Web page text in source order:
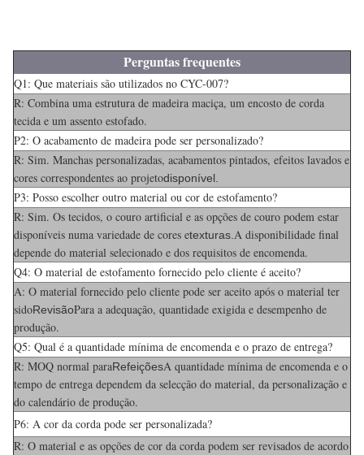
Perguntas frequentes
Q1: Que materiais são utilizados no CYC-007?
R: Combina uma estrutura de madeira maciça, um encosto de corda
tecida e um assento estofado.
P2: O acabamento de madeira pode ser personalizado?
R: Sim. Manchas personalizadas, acabamentos pintados, efeitos lavados e
cores correspondentes ao projetodisponível.
P3: Posso escolher outro material ou cor de estofamento?
R: Sim. Os tecidos, o couro artificial e as opções de couro podem estar
disponíveis numa variedade de cores etexturas. A disponibilidade final
depende do material selecionado e dos requisitos de encomenda.
Q4: O material de estofamento fornecido pelo cliente é aceito?
A: O material fornecido pelo cliente pode ser aceito após o material ter
sidoRevisãoPara a adequação, quantidade exigida e desempenho de
produção.
Q5: Qual é a quantidade mínima de encomenda e o prazo de entrega?
R: MOQ normal paraRefeiçõesA quantidade mínima de encomenda e o
tempo de entrega dependem da selecção do material, da personalização e
do calendário de produção.
P6: A cor da corda pode ser personalizada?
R: O material e as opções de cor da corda podem ser revisados de acordo